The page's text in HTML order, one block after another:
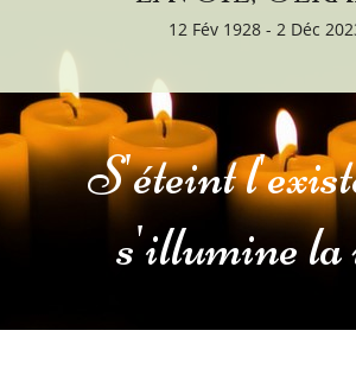
12 Fév 1928 - 2 Déc
S'éteint
s'illumine la